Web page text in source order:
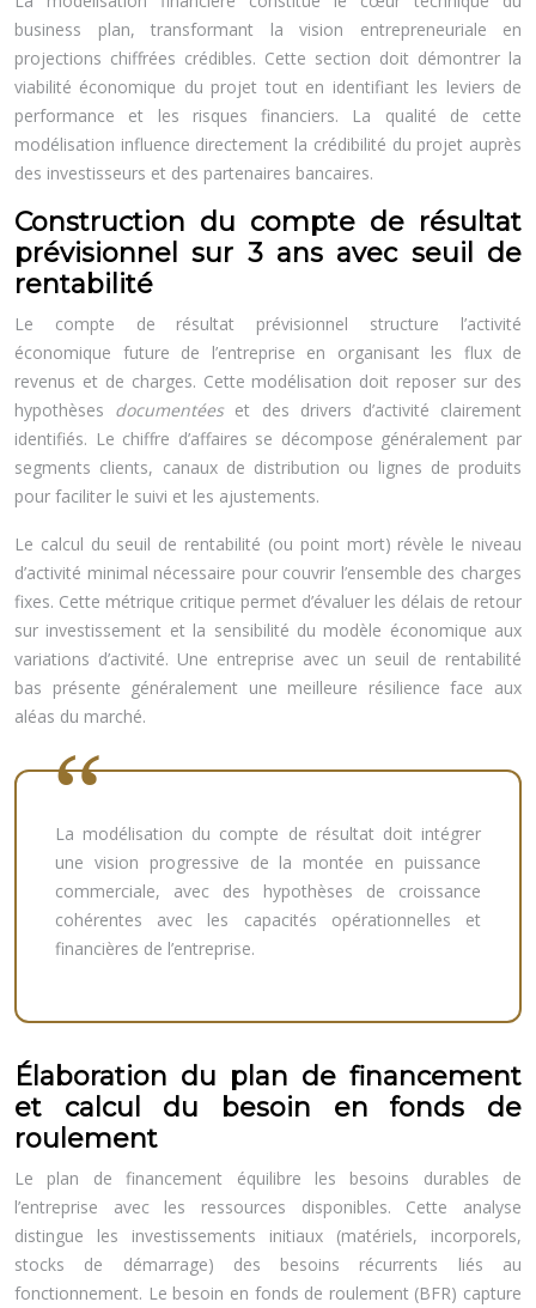
business plan, transformant la vision entrepreneuriale en
projections chiffrées crédibles. Cette section doit démontrer la
viabilité économique du projet tout en identifiant les leviers de
performance et les risques financiers. La qualité de cette
modélisation influence directement la crédibilité du projet auprès
des investisseurs et des partenaires bancaires.
Construction du compte de résultat
prévisionnel sur 3 ans avec seuil de
rentabilité
Le compte de résultat prévisionnel structure l’activité
économique future de l’entreprise en organisant les flux de
revenus et de charges. Cette modélisation doit reposer sur des
hypothèses documentées et des drivers d’activité clairement
identifiés. Le chiffre d’affaires se décompose généralement par
segments clients, canaux de distribution ou lignes de produits
pour faciliter le suivi et les ajustements.
Le calcul du seuil de rentabilité (ou point mort) révèle le niveau
d’activité minimal nécessaire pour couvrir l’ensemble des charges
fixes. Cette métrique critique permet d’évaluer les délais de retour
sur investissement et la sensibilité du modèle économique aux
variations d’activité. Une entreprise avec un seuil de rentabilité
bas présente généralement une meilleure résilience face aux
aléas du marché.
La modélisation du compte de résultat doit intégrer
une vision progressive de la montée en puissance
commerciale, avec des hypothèses de croissance
cohérentes avec les capacités opérationnelles et
financières de l’entreprise.
Élaboration du plan de financement
et calcul du besoin en fonds de
roulement
Le plan de financement équilibre les besoins durables de
l’entreprise avec les ressources disponibles. Cette analyse
distingue les investissements initiaux (matériels, incorporels,
stocks de démarrage) des besoins récurrents liés au
fonctionnement. Le besoin en fonds de roulement (BFR) capture